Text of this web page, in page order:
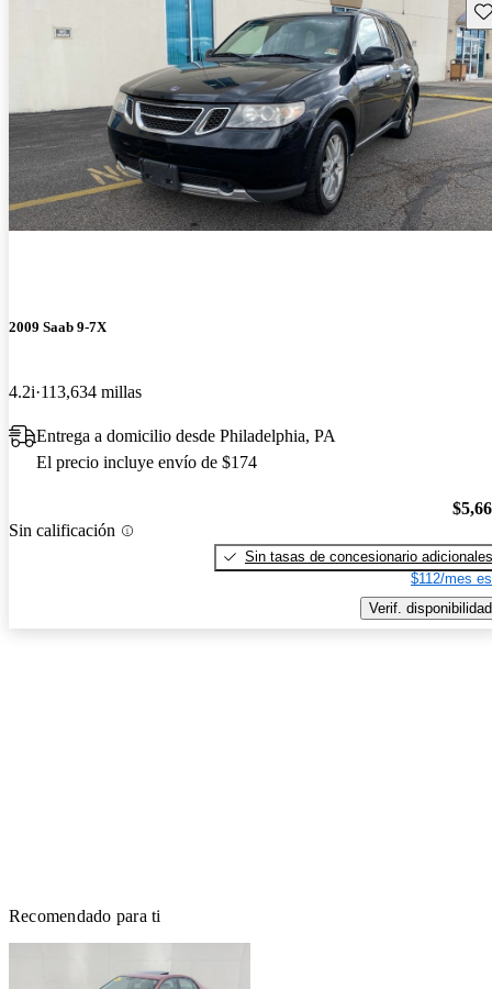
2009 Saab 9-7X
4.2i 113,634 millas
Entrega a domicilio desde Philadelphia, PA
El precio incluye envío de $174
Sin calificación
Sin tasas de concesionario adicionales
$112/mes
Verif. disponibilidad
Recomendado para ti